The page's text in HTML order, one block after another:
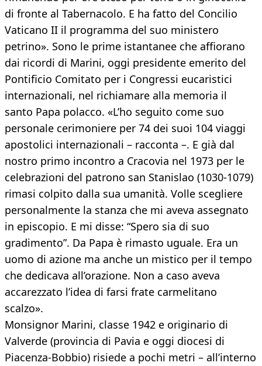
di fronte al Tabernacolo. E ha fatto del Concilio
Vaticano II il programma del suo ministero
petrino». Sono le prime istantanee che affiorano
dai ricordi di Marini, oggi presidente emerito del
Pontificio Comitato per i Congressi eucaristici
internazionali, nel richiamare alla memoria il
santo Papa polacco. «L’ho seguito come suo
personale cerimoniere per 74 dei suoi 104 viaggi
apostolici internazionali – racconta –. E già dal
nostro primo incontro a Cracovia nel 1973 per le
celebrazioni del patrono san Stanislao (1030-1079)
rimasi colpito dalla sua umanità. Volle scegliere
personalmente la stanza che mi aveva assegnato
in episcopio. E mi disse: “Spero sia di suo
gradimento”. Da Papa è rimasto uguale. Era un
uomo di azione ma anche un mistico per il tempo
che dedicava all’orazione. Non a caso aveva
accarezzato l’idea di farsi frate carmelitano
scalzo».
Monsignor Marini, classe 1942 e originario di
Valverde (provincia di Pavia e oggi diocesi di
Piacenza-Bobbio) risiede a pochi metri – all’interno